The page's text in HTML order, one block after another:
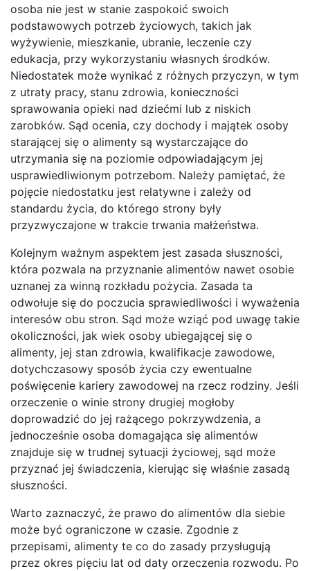
osoba nie jest w stanie zaspokoić swoich
podstawowych potrzeb życiowych, takich jak
wyżywienie, mieszkanie, ubranie, leczenie czy
edukacja, przy wykorzystaniu własnych środków.
Niedostatek może wynikać z różnych przyczyn, w tym
z utraty pracy, stanu zdrowia, konieczności
sprawowania opieki nad dziećmi lub z niskich
zarobków. Sąd ocenia, czy dochody i majątek osoby
starającej się o alimenty są wystarczające do
utrzymania się na poziomie odpowiadającym jej
usprawiedliwionym potrzebom. Należy pamiętać, że
pojęcie niedostatku jest relatywne i zależy od
standardu życia, do którego strony były
przyzwyczajone w trakcie trwania małżeństwa.
Kolejnym ważnym aspektem jest zasada słuszności,
która pozwala na przyznanie alimentów nawet osobie
uznanej za winną rozkładu pożycia. Zasada ta
odwołuje się do poczucia sprawiedliwości i wyważenia
interesów obu stron. Sąd może wziąć pod uwagę takie
okoliczności, jak wiek osoby ubiegającej się o
alimenty, jej stan zdrowia, kwalifikacje zawodowe,
dotychczasowy sposób życia czy ewentualne
poświęcenie kariery zawodowej na rzecz rodziny. Jeśli
orzeczenie o winie strony drugiej mogłoby
doprowadzić do jej rażącego pokrzywdzenia, a
jednocześnie osoba domagająca się alimentów
znajduje się w trudnej sytuacji życiowej, sąd może
przyznać jej świadczenia, kierując się właśnie zasadą
słuszności.
Warto zaznaczyć, że prawo do alimentów dla siebie
może być ograniczone w czasie. Zgodnie z
przepisami, alimenty te co do zasady przysługują
przez okres pięciu lat od daty orzeczenia rozwodu. Po